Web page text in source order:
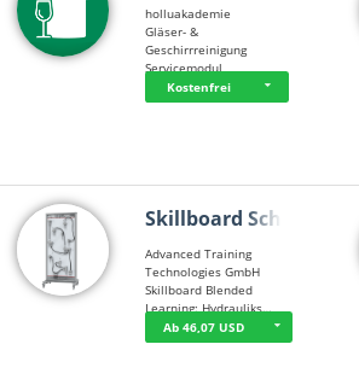
holluakademie
Gläser- &
Geschirrreinigung
Servicemodul
Kostenfrei
Skillboard Schl…
Advanced Training
Technologies GmbH
Skillboard Blended
Learning: Hydrauliks…
Ab 46,07 USD